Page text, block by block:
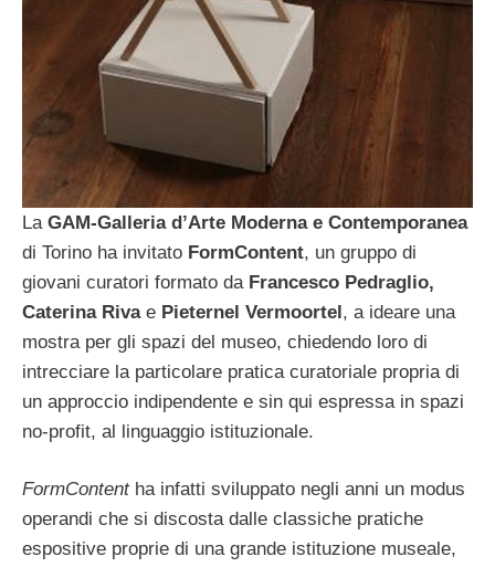
La GAM-Galleria d’Arte Moderna e Contemporanea
di Torino ha invitato FormContent, un gruppo di
giovani curatori formato da Francesco Pedraglio,
Caterina Riva e Pieternel Vermoortel, a ideare una
mostra per gli spazi del museo, chiedendo loro di
intrecciare la particolare pratica curatoriale propria di
un approccio indipendente e sin qui espressa in spazi
no-profit, al linguaggio istituzionale.
FormContentha infatti sviluppato negli anni un modus
operandi che si discosta dalle classiche pratiche
espositive proprie di una grande istituzione museale,